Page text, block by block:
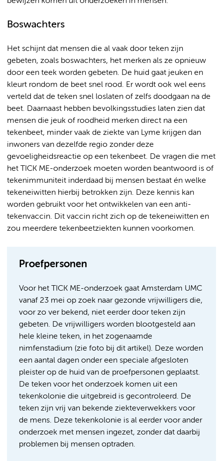
Boswachters
Het schijnt dat mensen die al vaak door teken zijn
gebeten, zoals boswachters, het merken als ze opnieuw
door een teek worden gebeten. De huid gaat jeuken en
kleurt rondom de beet snel rood. Er wordt ook wel eens
verteld dat de teken snel loslaten of zelfs doodgaan na de
beet. Daarnaast hebben bevolkingsstudies laten zien dat
mensen die jeuk of roodheid merken direct na een
tekenbeet, minder vaak de ziekte van Lyme krijgen dan
inwoners van dezelfde regio zonder deze
gevoeligheidsreactie op een tekenbeet. De vragen die met
het TICK ME-onderzoek moeten worden beantwoord is of
tekenimmuniteit inderdaad bij mensen bestaat én welke
tekeneiwitten hierbij betrokken zijn. Deze kennis kan
worden gebruikt voor het ontwikkelen van een anti-
tekenvaccin. Dit vaccin richt zich op de tekeneiwitten en
zou meerdere tekenbeetziekten kunnen voorkomen.
Proefpersonen
Voor het TICK ME-onderzoek gaat Amsterdam UMC
vanaf 23 mei op zoek naar gezonde vrijwilligers die,
voor zo ver bekend, niet eerder door teken zijn
gebeten. De vrijwilligers worden blootgesteld aan
hele kleine teken, in het zogenaamde
nimfenstadium (zie foto bij dit artikel). Deze worden
een aantal dagen onder een speciale afgesloten
pleister op de huid van de proefpersonen geplaatst.
De teken voor het onderzoek komen uit een
tekenkolonie die uitgebreid is gecontroleerd. De
teken zijn vrij van bekende ziekteverwekkers voor
de mens. Deze tekenkolonie is al eerder voor ander
onderzoek met mensen ingezet, zonder dat daarbij
problemen bij mensen optraden.